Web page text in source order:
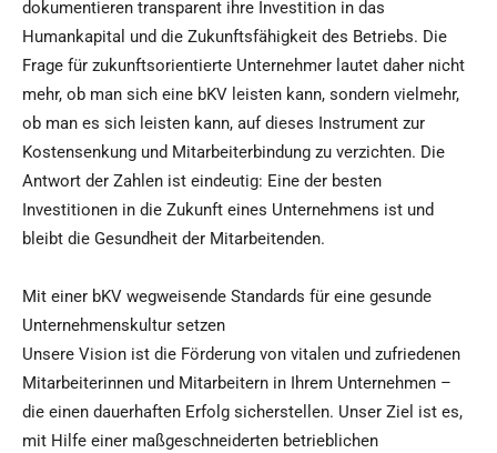
dokumentieren transparent ihre Investition in das
Humankapital und die Zukunftsfähigkeit des Betriebs. Die
Frage für zukunftsorientierte Unternehmer lautet daher nicht
mehr, ob man sich eine bKV leisten kann, sondern vielmehr,
ob man es sich leisten kann, auf dieses Instrument zur
Kostensenkung und Mitarbeiterbindung zu verzichten. Die
Antwort der Zahlen ist eindeutig: Eine der besten
Investitionen in die Zukunft eines Unternehmens ist und
bleibt die Gesundheit der Mitarbeitenden.
Mit einer bKV wegweisende Standards für eine gesunde
Unternehmenskultur setzen
Unsere Vision ist die Förderung von vitalen und zufriedenen
Mitarbeiterinnen und Mitarbeitern in Ihrem Unternehmen –
die einen dauerhaften Erfolg sicherstellen. Unser Ziel ist es,
mit Hilfe einer maßgeschneiderten betrieblichen